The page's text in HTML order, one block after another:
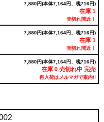
7,880円(本体7,164円、税716円)
在庫 1
売切れ間近！
7,880円(本体7,164円、税716円)
在庫 1
売切れ間近！
7,880円(本体7,164円、税716円)
在庫 0 売切れ中 完売
再入荷はメルマガで案内!!